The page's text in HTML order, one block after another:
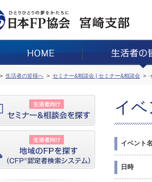
生活者の皆様へ セミナー&相談会 | セミナー&相談会
イベ
イベント名
日時